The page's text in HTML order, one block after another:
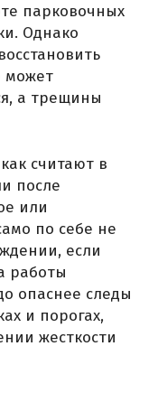
парковочных
Однако
может
а трещины
считают в
после
или
по себе не
если
работы
опаснее следы
и порогах,
жесткости